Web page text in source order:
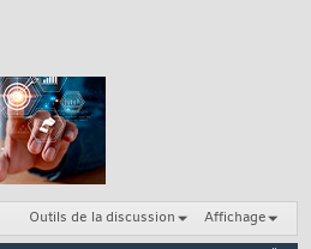
Outils de la discussion Affichage